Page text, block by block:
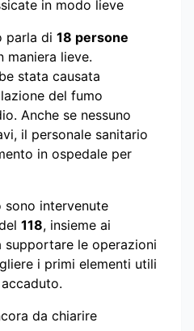
in modo lieve
parla di 18 persone
maniera lieve.
stata causata
del fumo
Anche se nessuno
il personale sanitario
in ospedale per
sono intervenute
118, insieme ai
supportare le operazioni
i primi elementi utili
da chiarire